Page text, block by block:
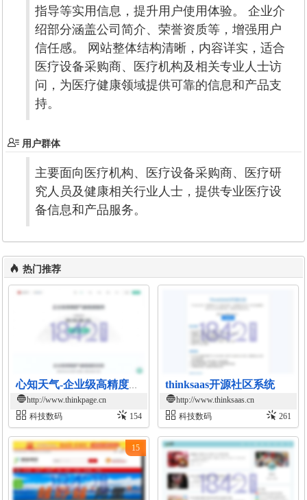
指导等实用信息，提升用户使用体验。 企业介
绍部分涵盖公司简介、荣誉资质等，增强用户
信任感。 网站整体结构清晰，内容详实，适合
医疗设备采购商、医疗机构及相关专业人士访
问，为医疗健康领域提供可靠的信息和产品支
持。
用户群体
主要面向医疗机构、医疗设备采购商、医疗研
究人员及健康相关行业人士，提供专业医疗设
备信息和产品服务。
热门推荐
心知天气-企业级高精度气象数据服务
http://www.thinkpage.cn
科技数码
154
thinksaas开源社区系统
http://www.thinksaas.cn
科技数码
261
15